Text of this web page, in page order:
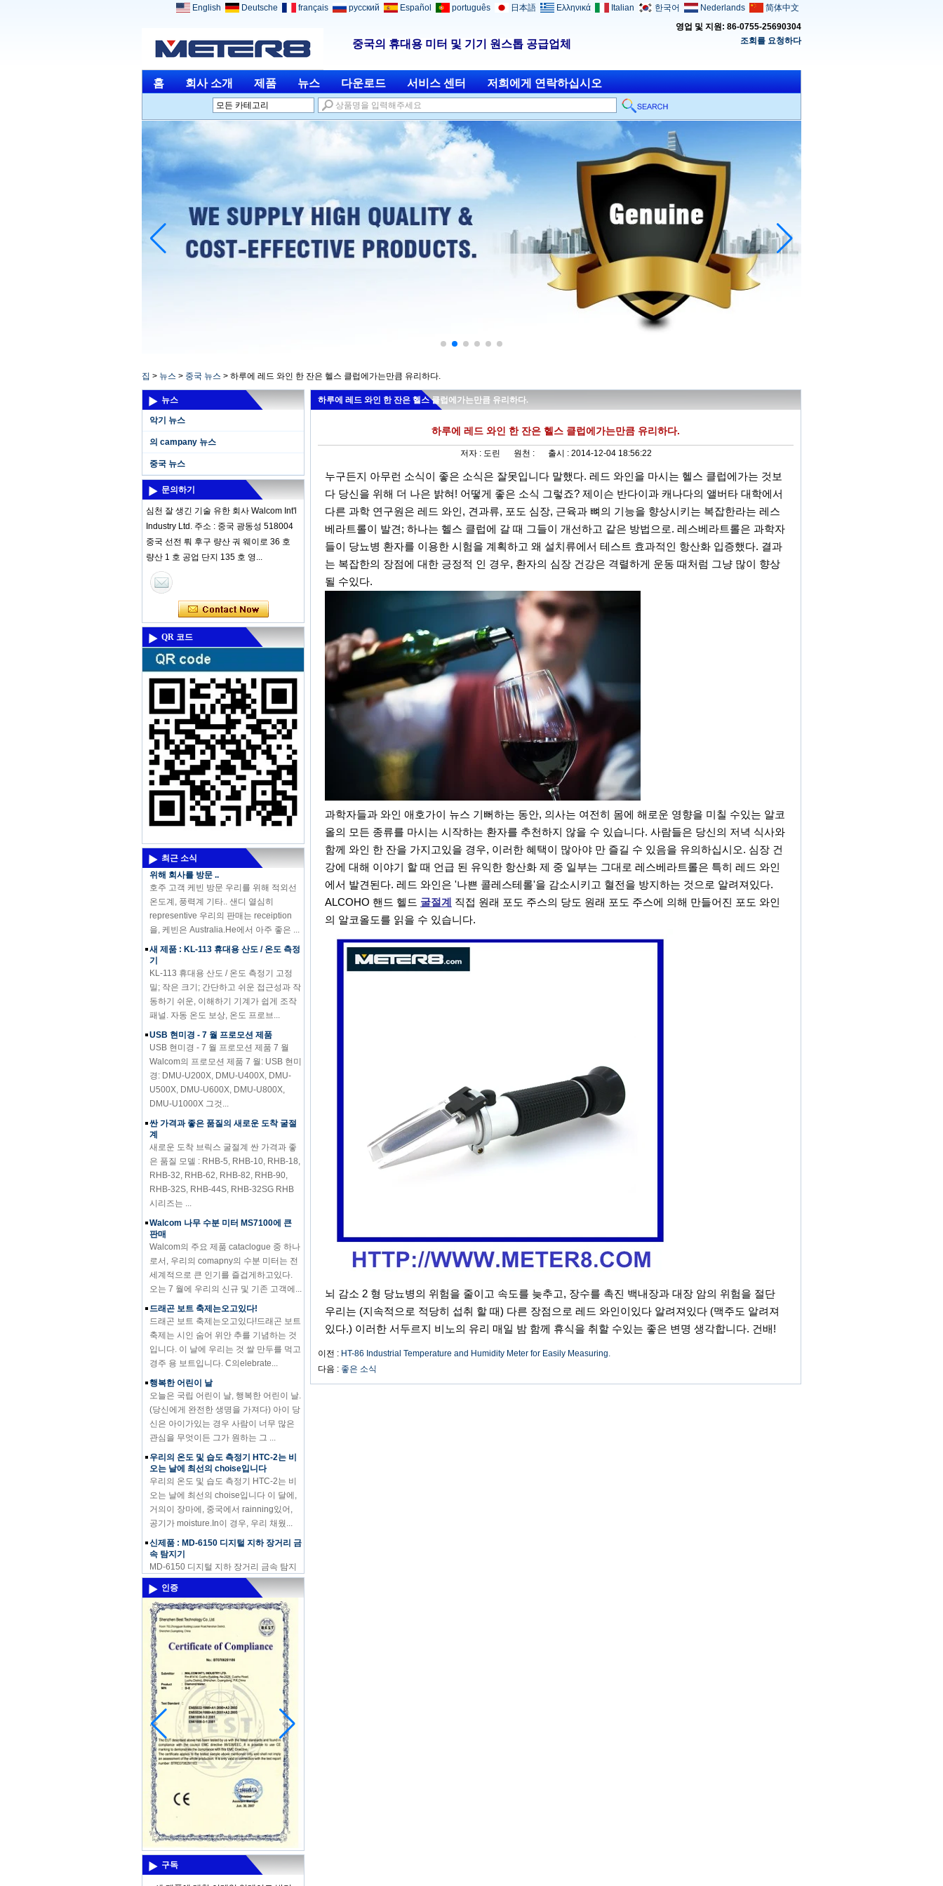
중국의 휴대용 미터 및 기기 원스톱 공급업체
영업 및 지원: 86-0755-25690304
조회를 요청하다
English Deutsche français русский Español português 日本語 Ελληνικά Italian 한국어 Nederlands 简体中文
홈 회사 소개 제품 뉴스 다운로드 서비스 센터 저희에게 연락하십시오
모든 카테고리
분석 장비L
환경 계측기L
물리적 측정L
도구를 측정 및 측정하는
L
기타 측정 및 분석L
의료 기기L
집 > 뉴스 > 중국 뉴스 > 하루에 레드 와인 한 잔은 헬스 클럽에가는만큼 유리하다.
뉴스
악기 뉴스
의 campany 뉴스
중국 뉴스
문의하기
심천 잘 생긴 기술 유한 회사 Walcom Int'l
Industry Ltd. 주소 : 중국 광동성 518004
중국 선전 뤄 후구 량산 궈 웨이로 36 호
량산 1 호 공업 단지 135 호 영...
QR 코드
최근 소식
오는 강력한 신제품 - 고주파 수분 측정기
DM300M
오는 강력한 신제품 - 고주파 수분 측정기
DM300M 고주파 수분계 DM300은 측정
에 사용되는 수분 토양은 모래, 화학 합성
호주 고객은 적외선 온도계, 풍속계 등을
위해 회사를 방문 ..
호주 고객 케빈 방문 우리를 위해 적외선
온도계, 풍력계 기타.. 샌디 열심히
representive 우리의 판매는 receiption
을, 케빈은 Australia.He에서 아주 좋은 ...
기
KL-113 휴대용 산도 / 온도 측정기 고정
밀; 작은 크기; 간단하고 쉬운 접근성과 작
동하기 쉬운, 이해하기 기계가 쉽게 조작
패널. 자동 온도 보상, 온도 프로브...
USB 현미경 - 7 월 프로모션 제품 7 월
Walcom의 프로모션 제품 7 월: USB 현미
경: DMU-U200X, DMU-U400X, DMU-
U500X, DMU-U600X, DMU-U800X,
DMU-U1000X 그것...
계
새로운 도착 브릭스 굴절계 싼 가격과 좋
은 품질 모델 : RHB-5, RHB-10, RHB-18,
RHB-32, RHB-62, RHB-82, RHB-90,
RHB-32S, RHB-44S, RHB-32SG RHB
시리즈는 ...
판매
Walcom의 주요 제품 cataclogue 중 하나
로서, 우리의 comapny의 수분 미터는 전
세계적으로 큰 인기를 즐겁게하고있다.
오는 7 월에 우리의 신규 및 기존 고객에...
드래곤 보트 축제는오고있다!드래곤 보트
축제는 시인 숨어 위안 추를 기념하는 것
입니다. 이 날에 우리는 것 쌀 만두를 먹고
경주 용 보트입니다. C의elebrate...
오늘은 국립 어린이 날, 행복한 어린이 날.
(당신에게 완전한 생명을 가져다) 아이 당
신은 아이가있는 경우 사람이 너무 많은
관심을 무엇이든 그가 원하는 그 ...
오는 날에 최선의 choise입니다
우리의 온도 및 습도 측정기 HTC-2는 비
오는 날에 최선의 choise입니다 이 달에,
거의이 장마에, 중국에서 rainning있어,
공기가 moisture.In이 경우, 우리 채웠...
속 탐지기
MD-6150 디지털 지하 장거리 금속 탐지
기특징 그래픽 대상 ID 커서 (12 세그먼
트) 디scrimination은 : 노치 거부 / 허용 전
자 정확히 파악 감도, 깊이 조정 배터...
Thermal imaging camera
Display:2.8" color display
Resolutiuon:60x60 Thermal
sensitivity:0.15'C Temperature
range:-20'C~300'C(-4'F- 572'F)
Measuring accuracy:+/-2% digit...
3.5 inch LCD screen for viewing
Display type: 3.5 inch TFT LCD display
(color) Screen resolution: QVGA
(320x240) Brightness: 250cd/M, can not
be adjusted Can not be adjusted, cont...
보청기를 보존하는 8 개의 Mothods
첫째, 제대로 보청기를 착용하는 방법, 단
지 짧은해야 시간을 착용 시작, 약간 시끄
러운 환경 적응이 또한 반대 방으로 갈 수
있다, 당신은 시간을 입고 높일 수 ...
Industrial endoscope
Model No.:99D-9830L1 Φ9.8mm Len
인증
구독
하루에 레드 와인 한 잔은 헬스 클럽에가는만큼 유리하다.
하루에 레드 와인 한 잔은 헬스 클럽에가는만큼 유리하다.
저자 : 도린 원천 : 출시 : 2014-12-04 18:56:22
누구든지 아무런 소식이 좋은 소식은 잘못입니다 말했다. 레드 와인을 마시는 헬스 클럽에가는 것보
다 당신을 위해 더 나은 밝혀! 어떻게 좋은 소식 그렇죠? 제이슨 반다이과 캐나다의 앨버타 대학에서
다른 과학 연구원은 레드 와인, 견과류, 포도 심장, 근육과 뼈의 기능을 향상시키는 복잡한라는 레스
베라트롤이 발견; 하나는 헬스 클럽에 갈 때 그들이 개선하고 같은 방법으로. 레스베라트롤은 과학자
들이 당뇨병 환자를 이용한 시험을 계획하고 왜 설치류에서 테스트 효과적인 항산화 입증했다. 결과
는 복잡한의 장점에 대한 긍정적 인 경우, 환자의 심장 건강은 격렬하게 운동 때처럼 그냥 많이 향상
될 수있다.
과학자들과 와인 애호가이 뉴스 기뻐하는 동안, 의사는 여전히 몸에 해로운 영향을 미칠 수있는 알코
올의 모든 종류를 마시는 시작하는 환자를 추천하지 않을 수 있습니다. 사람들은 당신의 저녁 식사와
함께 와인 한 잔을 가지고있을 경우, 이러한 혜택이 많아야 만 즐길 수 있음을 유의하십시오. 심장 건
강에 대해 이야기 할 때 언급 된 유익한 항산화 제 중 일부는 그대로 레스베라트롤은 특히 레드 와인
에서 발견된다. 레드 와인은 '나쁜 콜레스테롤'을 감소시키고 혈전을 방지하는 것으로 알려져있다.
ALCOHO 핸드 헬드 굴절계
직접 원래 포도 주스의 당도 원래 포도 주스에 의해 만들어진 포도 와인
의 알코올도를 읽을 수 있습니다.
뇌 감소 2 형 당뇨병의 위험을 줄이고 속도를 늦추고, 장수를 촉진 백내장과 대장 암의 위험을 절단
우리는 (지속적으로 적당히 섭취 할 때) 다른 장점으로 레드 와인이있다 알려져있다 (맥주도 알려져
있다.) 이러한 서두르지 비노의 유리 매일 밤 함께 휴식을 취할 수있는 좋은 변명 생각합니다. 건배!
이전 : HT-86 Industrial Temperature and Humidity Meter for Easily Measuring.
다음 : 좋은 소식